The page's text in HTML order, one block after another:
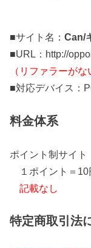
■サイト名：Can/
■URL：http://
（リファラーが
■対応デバイス：
料金体系
ポイント制サイト
１ポイント＝10
記載なし
特定商取引法